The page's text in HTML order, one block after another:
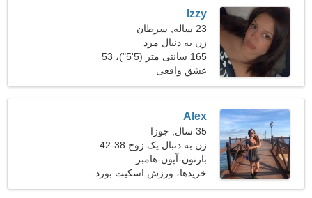
Izzy
23 ساله, سرطان
زن به دنبال مرد
165 سانتی متر (5'5")، 53
کیلوگرم (116 پوند)
عشق واقعی
Alex
35 سال, جوزا
زن به دنبال یک زوج 38-42
بارتون-آپون-هامبر
خریدها، ورزش اسکیت بورد